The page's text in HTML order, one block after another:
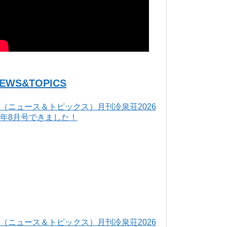
（ニュース＆トピックス）月刊冷泉荘2026
年8月号できました！
（ニュース＆トピックス）月刊冷泉荘2026